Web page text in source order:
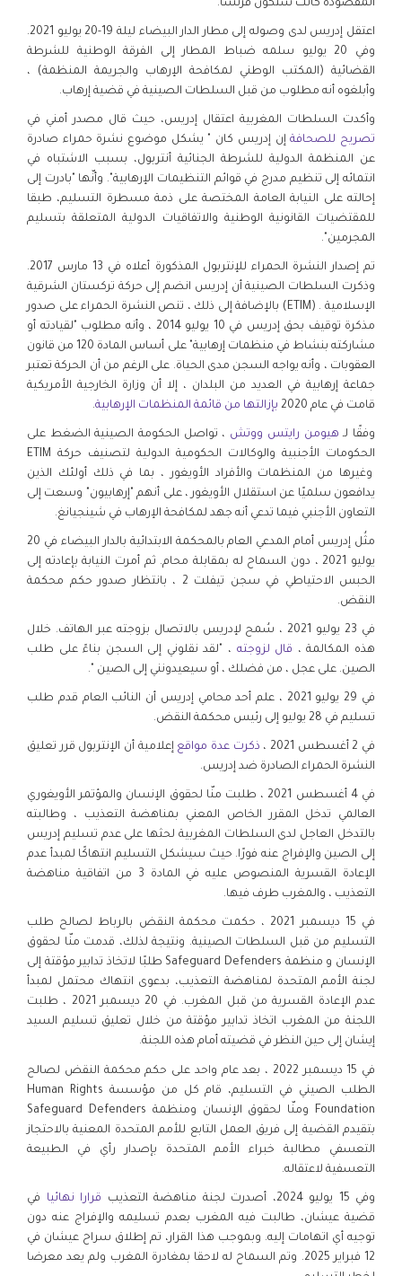
المقصودة كانت ستكون فرنسا.
اعتقل إدريس لدى وصوله إلى مطار الدار البيضاء ليلة 19-20 يوليو 2021.
وفي 20 يوليو سلمه ضباط المطار إلى الفرقة الوطنية للشرطة
القضائية (المكتب الوطني لمكافحة الإرهاب والجريمة المنظمة) ،
وأبلغوه أنه مطلوب من قبل السلطات الصينية في قضية إرهاب.
وأكدت السلطات المغربية اعتقال إدريس، حيث قال مصدر أمني في
تصريح للصحافةإن إدريس كان " يشكل موضوع نشرة حمراء صادرة
عن المنظمة الدولية للشرطة الجنائية أنتربول، بسبب الاشتباه في
انتمائه إلى تنظيم مدرج في قوائم التنظيمات الإرهابية". وأنّها "بادرت إلى
إحالته على النيابة العامة المختصة على ذمة مسطرة التسليم، طبقا
للمقتضيات القانونية الوطنية والاتفاقيات الدولية المتعلقة بتسليم
المجرمين".
تم إصدار النشرة الحمراء للإنتربول المذكورة أعلاه في 13 مارس 2017.
وذكرت السلطات الصينية أن إدريس انضم إلى حركة تركستان الشرقية
الإسلامية . (ETIM) بالإضافة إلى ذلك ، تنص النشرة الحمراء على صدور
مذكرة توقيف بحق إدريس في 10 يوليو 2014 ، وأنه مطلوب "لقيادته أو
مشاركته بنشاط في منظمات إرهابية" على أساس المادة 120 من قانون
العقوبات ، وأنه يواجه السجن مدى الحياة. على الرغم من أن الحركة تعتبر
جماعة إرهابية في العديد من البلدان ، إلا أن وزارة الخارجية الأمريكية
قامت في عام 2020
بإزالتها من قائمة المنظمات الإرهابية.
وفقًا لـ هيومن رايتس ووتش ، تواصل الحكومة الصينية الضغط على
الحكومات الأجنبية والوكالات الحكومية الدولية لتصنيف حركة ETIM
وغيرها من المنظمات والأفراد الأويغور ، بما في ذلك أولئك الذين
يدافعون سلميًا عن استقلال الأويغور ، على أنهم "إرهابيون" وسعت إلى
التعاون الأجنبي فيما تدعي أنه جهد لمكافحة الإرهاب في شينجيانغ.
مثُل إدريس أمام المدعي العام بالمحكمة الابتدائية بالدار البيضاء في 20
يوليو 2021 ، دون السماح له بمقابلة محام. ثم أمرت النيابة بإعادته إلى
الحبس الاحتياطي في سجن تيفلت 2 ، بانتظار صدور حكم محكمة
النقض.
في 23 يوليو 2021 ، سُمح لإدريس بالاتصال بزوجته عبر الهاتف. خلال
هذه المكالمة ، قال لزوجته ، "لقد نقلوني إلى السجن بناءً على طلب
الصين. على عجل ، من فضلك ، أو سيعيدونني إلى الصين ".
في 29 يوليو 2021 ، علم أحد محامي إدريس أن النائب العام قدم طلب
تسليم في 28 يوليو إلى رئيس محكمة النقض.
في 2 أغسطس 2021 ، ذكرت عدة مواقع إعلامية أن الإنتربول قرر تعليق
النشرة الحمراء الصادرة ضد إدريس.
في 4 أغسطس 2021 ، طلبت منّا لحقوق الإنسان والمؤتمر الأويغوري
العالمي تدخل المقرر الخاص المعني بمناهضة التعذيب ، وطالبته
بالتدخل العاجل لدى السلطات المغربية لحثها على عدم تسليم إدريس
إلى الصين والإفراج عنه فورًا. حيث سيشكل التسليم انتهاكًا لمبدأ عدم
الإعادة القسرية المنصوص عليه في المادة 3 من اتفاقية مناهضة
التعذيب ، والمغرب طرف فيها.
في 15 ديسمبر 2021 ، حكمت محكمة النقض بالرباط لصالح طلب
التسليم من قبل السلطات الصينية. ونتيجة لذلك، قدمت منّا لحقوق
الإنسان و منظمة Safeguard Defenders طلبًا لاتخاذ تدابير مؤقتة إلى
لجنة الأمم المتحدة لمناهضة التعذيب، بدعوى انتهاك محتمل لمبدأ
عدم الإعادة القسرية من قبل المغرب. في 20 ديسمبر 2021 ، طلبت
اللجنة من المغرب اتخاذ تدابير مؤقتة من خلال تعليق تسليم السيد
إيشان إلى حين النظر في قضيته أمام هذه اللجنة.
في 15 ديسمبر 2022 ، بعد عام واحد على حكم محكمة النقض لصالح
الطلب الصيني في التسليم، قام كل من مؤسسة Human Rights
Foundation ومنّا لحقوق الإنسان ومنظمة Safeguard Defenders
بتقيدم القضية إلى فريق العمل التابع للأمم المتحدة المعنية بالاحتجاز
التعسفي مطالبة خبراء الأمم المتحدة بإصدار رأي في الطبيعة
التعسفية لاعتقاله.
وفي 15 يوليو 2024، أصدرت لجنة مناهضة التعذيب قرارا نهائيا
في
قضية عيشان، طالبت فيه المغرب بعدم تسليمه والإفراج عنه دون
توجيه أي اتهامات إليه. وبموجب هذا القرار، تم إطلاق سراح عيشان في
12 فبراير 2025. وتم السماح له لاحقا بمغادرة المغرب ولم يعد معرضا